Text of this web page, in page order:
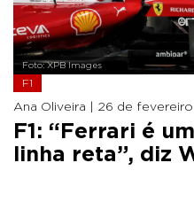
Foto: XPB Images
F1
Ana Oliveira | 26 de fevereiro
F1: “Ferrari é
linha reta”, diz